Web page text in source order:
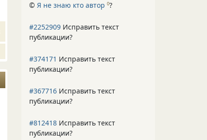
© Я не знаю кто автор 0?
#2252909 Исправить текст
публикации?
#374171 Исправить текст
публикации?
#367716 Исправить текст
публикации?
#812418 Исправить текст
публикации?